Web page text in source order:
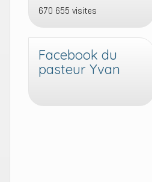
670 655 visites
Facebook du
pasteur Yvan